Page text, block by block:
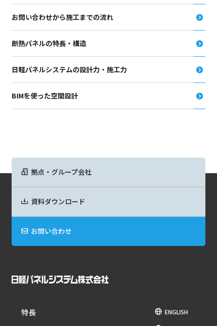
お問い合わせから施工までの流れ
断熱パネルの特長・構造
日軽パネルシステムの設計力・施工力
BIMを使った空間設計
拠点・グループ会社
資料ダウンロード
お問い合わせ
特長
ENGLISH